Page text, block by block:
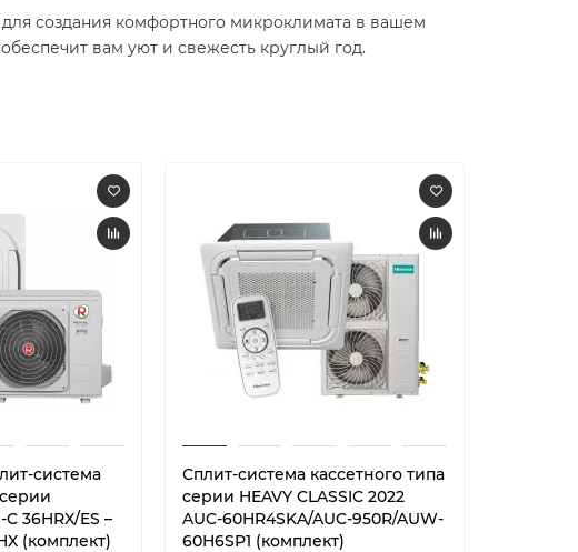
для создания комфортного микроклимата в вашем
вам уют и свежесть круглый год.
система
C 36HRX/ES –
(комплект)
Сплит-система кассетного типа
серии HEAVY CLASSIC 2022
AUC-60HR4SKA/AUC-950R/AUW-
60H6SP1 (комплект)